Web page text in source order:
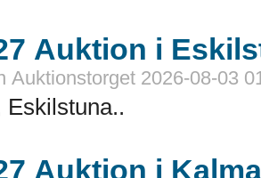
Auktionstorget 2026-08-03
Eskilstuna..